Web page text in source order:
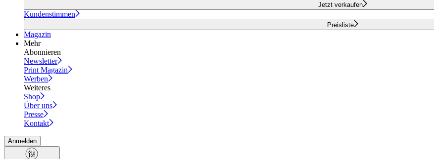
Jetzt verkaufen
Kundenstimmen
Preisliste
Magazin
Mehr
Abonnieren
Newsletter
Print Magazin
Werben
Weiteres
Shop
Über uns
Presse
Kontakt
Anmelden